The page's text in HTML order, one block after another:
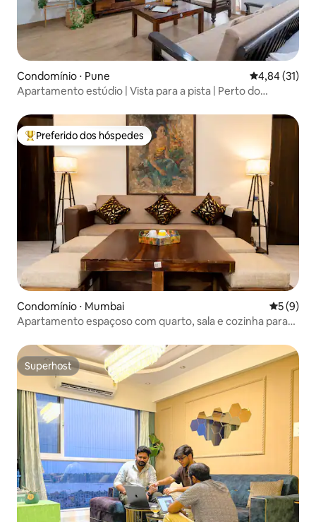
Condomínio ⋅ Pune 4,84 de uma
4,84 (31)
Apartamento estúdio | Vista para a pista | Perto do
Entre os melhores preferidos dos hóspedes
Preferido dos hóspedes
Condomínio ⋅ Mumbai 5 de
5 (9)
Apartamento espaçoso com quarto, sala e cozinha para
Superhost
Superhost